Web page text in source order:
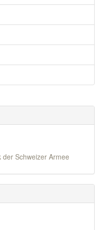
Schweizer Armee